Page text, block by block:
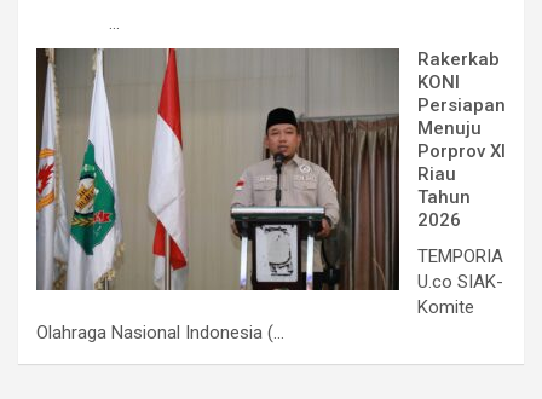
...
Rakerkab
KONI
Persiapan
Menuju
Porprov XI
Riau
Tahun
2026
TEMPORIA
U.co SIAK-
Komite
Olahraga Nasional Indonesia (...